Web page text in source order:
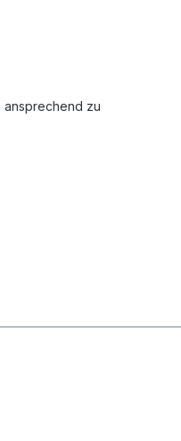
ansprechend zu